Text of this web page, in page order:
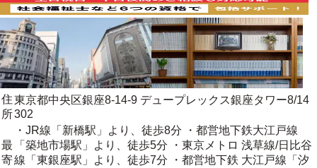
住
所
東京都中央区銀座8-14-9 デュープレックス銀座タワー8/14
302
最
寄
・JR線「新橋駅」より、徒歩8分 ・都営地下鉄大江戸線
「築地市場駅」より、徒歩5分 ・東京メトロ 浅草線/日比谷
線「東銀座駅」より、徒歩7分 ・都営地下鉄 大江戸線「汐